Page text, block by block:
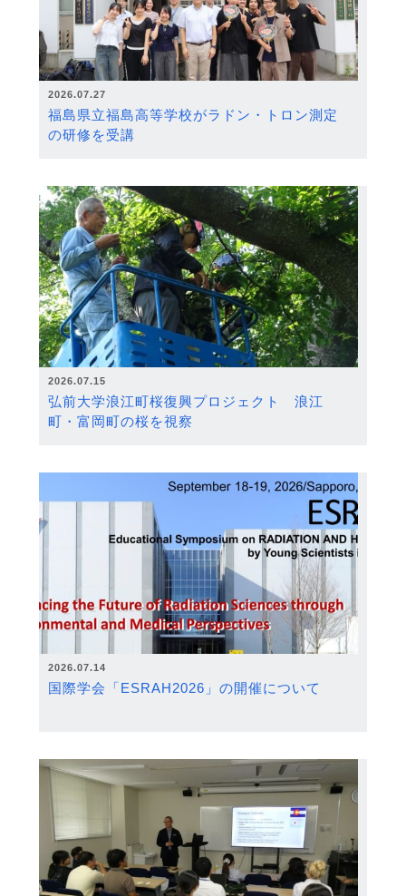
2026.07.27
福島県立福島高等学校がラドン・トロン測定
の研修を受講
2026.07.15
弘前大学浪江町桜復興プロジェクト 浪江
町・富岡町の桜を視察
2026.07.14
国際学会「ESRAH2026」の開催について